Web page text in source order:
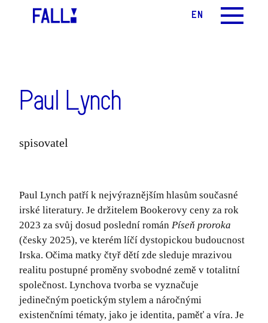
MENU
CS
EN
Paul Lynch
spisovatel
Paul Lynch patří k nejvýraznějším hlasům současné
irské literatury. Je držitelem Bookerovy ceny za rok
2023 za svůj dosud poslední román Píseň proroka
(česky 2025), ve kterém líčí dystopickou budoucnost
Irska. Očima matky čtyř dětí zde sleduje mrazivou
realitu postupné proměny svobodné země v totalitní
společnost. Lynchova tvorba se vyznačuje
jedinečným poetickým stylem a náročnými
existenčními tématy, jako je identita, paměť a víra. Je